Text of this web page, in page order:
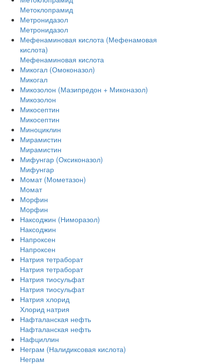
Метоклопрамид
Метронидазол
Метронидазол
Мефенаминовая кислота (Мефенамовая
кислота)
Мефенаминовая кислота
Микогал (Омоконазол)
Микогал
Микозолон (Мазипредон + Миконазол)
Микозолон
Микосептин
Микосептин
Миноциклин
Мирамистин
Мирамистин
Мифунгар (Оксиконазол)
Мифунгар
Момат (Мометазон)
Момат
Морфин
Морфин
Наксоджин (Ниморазол)
Наксоджин
Напроксен
Напроксен
Натрия тетраборат
Натрия тетраборат
Натрия тиосульфат
Натрия тиосульфат
Натрия хлорид
Хлорид натрия
Нафталанская нефть
Нафталанская нефть
Нафциллин
Неграм (Налидиксовая кислота)
Неграм